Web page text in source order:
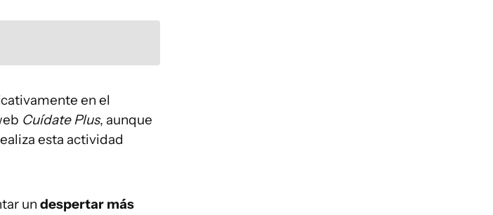
en el
Cuídate Plus, aunque
esta actividad
un despertar más